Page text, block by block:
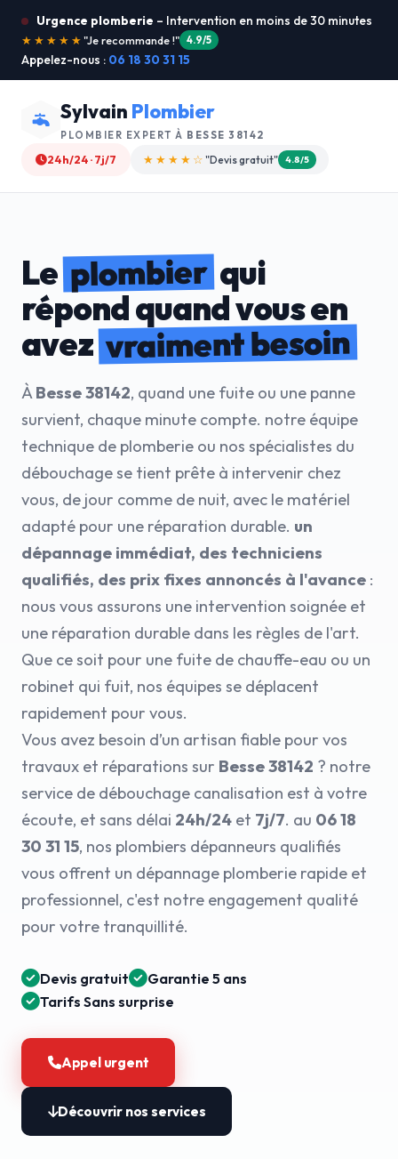
Urgence plomberie – Intervention en moins de 30 minutes
★★★★★"Service ultra rapide !" 5.0/5
Appelez-nous : 06 18 30 31 15
Sylvain Plombier
PLOMBIER EXPERT À BESSE 38142
24h/24 · 7j/7 ★★★★☆ "Devis gratuit" 4.8/5
Leplombierqui
répond quand vous en
avezvraiment besoin
ÀBesse 38142, quand une fuite ou une panne
survient, chaque minute compte. notre équipe
technique de plomberie ou nos spécialistes du
débouchage se tient prête à intervenir chez
vous, de jour comme de nuit, avec le matériel
adapté pour une réparation durable. un
dépannage immédiat, des techniciens
qualifiés, des prix fixes annoncés à l'avance :
nous vous assurons une intervention soignée et
une réparation durable dans les règles de l'art.
Que ce soit pour une fuite de chauffe-eau ou un
robinet qui fuit, nos équipes se déplacent
rapidement pour vous.
Vous avez besoin d’un artisan fiable pour vos
travaux et réparations sur Besse 38142 ? notre
service de débouchage canalisation est à votre
écoute, et sans délai 24h/24 et 7j/7. au 06 18
30 31 15, nos plombiers dépanneurs qualifiés
vous offrent un dépannage plomberie rapide et
professionnel, c'est notre engagement qualité
pour votre tranquillité.
Devis gratuit
Garantie 5 ans
Tarifs Sans surprise
Appel urgent
Découvrir nos services